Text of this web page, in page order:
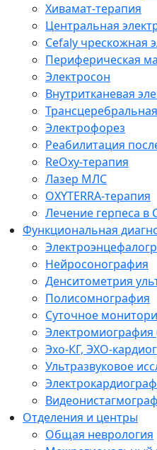
Хивамат-терапия
Центральная
Cefaly чреcкожная
Периферическая
Электросон
Внутритканевая
Электрофорез
Реабилитация
ReOxy-терапия
Лазер МЛС
OXYTERRA-терапия
Лечение герпеса в
Функциональная
Нейросонография
Денситометрия
Полисомнография
Суточное
Эхо-КГ, ЭХО-
Ультразвуковое
Отделения и центры
Общая неврология